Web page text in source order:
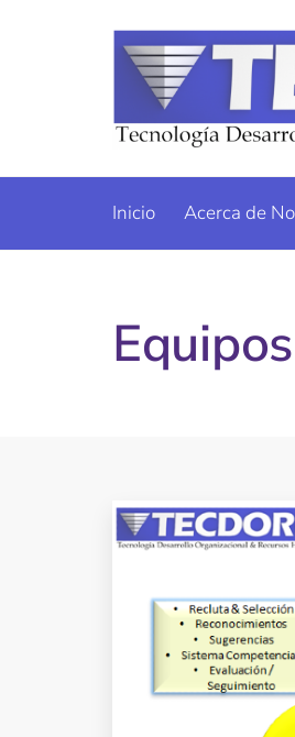
Inicio Acerca de